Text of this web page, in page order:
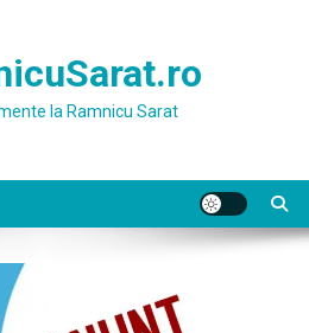
la Ramnicu Sarat